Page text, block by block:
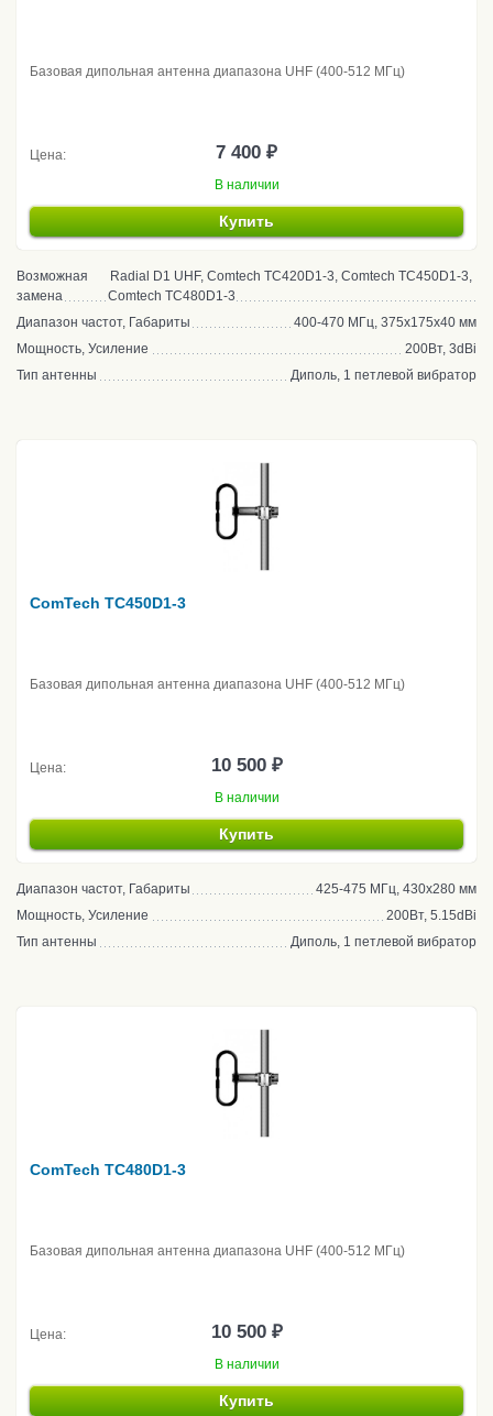
Базовая дипольная антенна диапазона UHF (400-512 МГц)
Цена: 7 400 ₽
В наличии
Купить
Возможная
замена
Radial D1 UHF, Comtech TC420D1-3, Comtech TC450D1-3,
Comtech TC480D1-3
Диапазон частот, Габариты
400-470 МГц, 375х175х40 мм
Мощность, Усиление
200Вт, 3dBi
Тип антенны
Диполь, 1 петлевой вибратор
ComTech TC450D1-3
Базовая дипольная антенна диапазона UHF (400-512 МГц)
Цена: 10 500 ₽
В наличии
Купить
Диапазон частот, Габариты
425-475 МГц, 430х280 мм
Мощность, Усиление
200Вт, 5.15dBi
Тип антенны
Диполь, 1 петлевой вибратор
ComTech TC480D1-3
Базовая дипольная антенна диапазона UHF (400-512 МГц)
Цена: 10 500 ₽
В наличии
Купить